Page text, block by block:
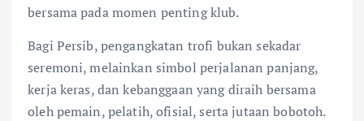
bersama pada momen penting klub.
Bagi Persib, pengangkatan trofi bukan sekadar
seremoni, melainkan simbol perjalanan panjang,
kerja keras, dan kebanggaan yang diraih bersama
oleh pemain, pelatih, ofisial, serta jutaan bobotoh.